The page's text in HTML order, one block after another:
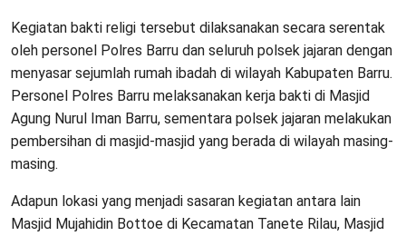
Kegiatan bakti religi tersebut dilaksanakan secara serentak
oleh personel Polres Barru dan seluruh polsek jajaran dengan
menyasar sejumlah rumah ibadah di wilayah Kabupaten Barru.
Personel Polres Barru melaksanakan kerja bakti di Masjid
Agung Nurul Iman Barru, sementara polsek jajaran melakukan
pembersihan di masjid-masjid yang berada di wilayah masing-
masing.
Adapun lokasi yang menjadi sasaran kegiatan antara lain
Masjid Mujahidin Bottoe di Kecamatan Tanete Rilau, Masjid